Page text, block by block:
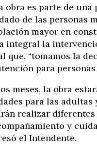
obra es parte de
de las personas
mayor en
integral la
que, “tomamos la
para
meses, la obra
para las
realizar
y
el Intendente.